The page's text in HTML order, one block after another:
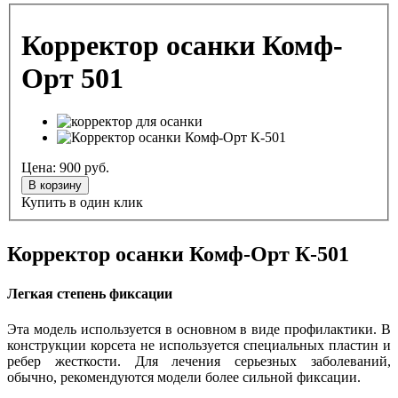
Корректор осанки Комф-
Орт 501
Цена: 900 руб.
В корзину
Купить в один клик
Корректор осанки Комф-Орт К-501
Легкая степень фиксации
Эта модель используется в основном в виде профилактики. В
конструкции корсета не используется специальных пластин и
ребер жесткости. Для лечения серьезных заболеваний,
обычно, рекомендуются модели более сильной фиксации.